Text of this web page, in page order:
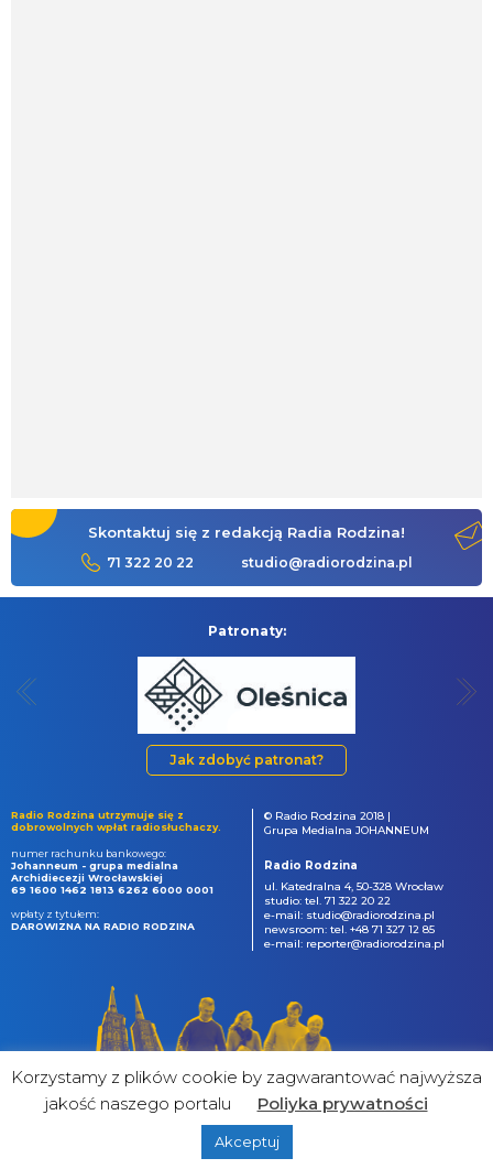
Skontaktuj się z redakcją Radia Rodzina!
71 322 20 22 studio@radiorodzina.pl
Patronaty:
Jak zdobyć patronat?
Radio Rodzina utrzymuje się z
dobrowolnych wpłat radiosłuchaczy.
numer rachunku bankowego:
Johanneum - grupa medialna
Archidiecezji Wrocławskiej
69 1600 1462 1813 6262 6000 0001
wpłaty z tytułem:
DAROWIZNA NA RADIO RODZINA
© Radio Rodzina 2018 |
Grupa Medialna JOHANNEUM
Radio Rodzina
ul. Katedralna 4, 50-328 Wrocław
studio: tel. 71 322 20 22
e-mail: studio@radiorodzina.pl
newsroom: tel. +48 71 327 12 85
e-mail: reporter@radiorodzina.pl
&
Korzystamy z plików cookie by zagwarantować najwyższa
jakość naszego portalu
Poliyka prywatności
Akceptuj